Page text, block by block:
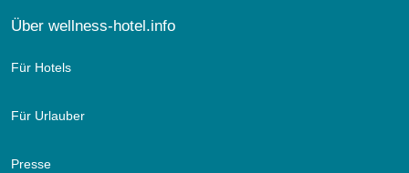
Über wellness-hotel.info
Für Hotels
Für Urlauber
Presse